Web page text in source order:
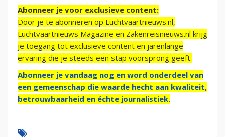
Abonneer je voor exclusieve content:
Door je te abonneren op Luchtvaartnieuws.nl,
Luchtvaartnieuws Magazine en Zakenreisnieuws.nl krijg
je toegang tot exclusieve content en jarenlange
ervaring die je steeds een stap voorsprong geeft.
Abonneer je vandaag nog en word onderdeel van
een gemeenschap die waarde hecht aan kwaliteit,
betrouwbaarheid en échte journalistiek.